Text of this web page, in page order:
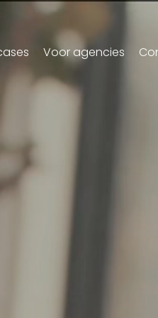
Voor agencies